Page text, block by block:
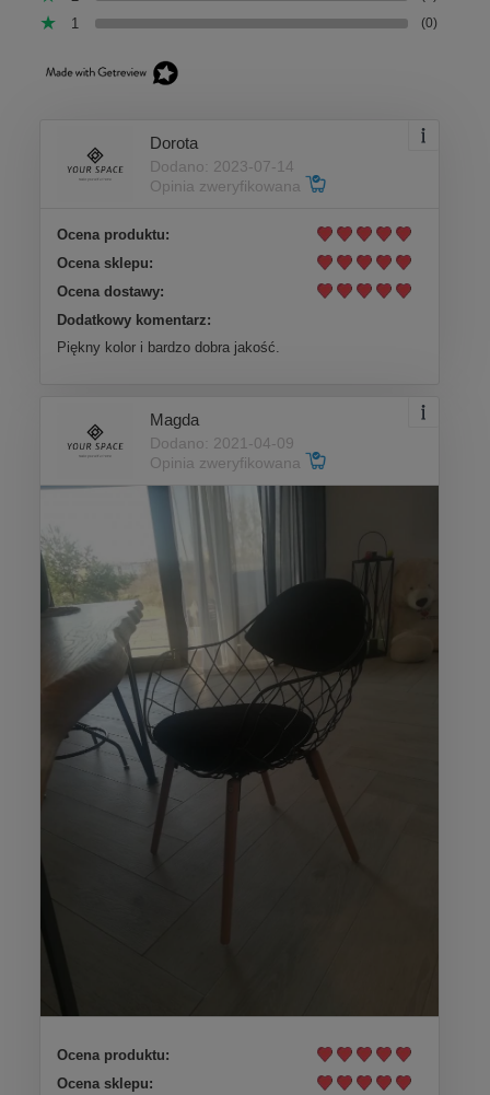
1 (0)
Dorota
Dodano: 2023-07-14
Opinia zweryfikowana
Ocena produktu:
Ocena sklepu:
Ocena dostawy:
Dodatkowy komentarz:
Piękny kolor i bardzo dobra jakość.
Magda
Dodano: 2021-04-09
Opinia zweryfikowana
Ocena produktu:
Ocena sklepu: